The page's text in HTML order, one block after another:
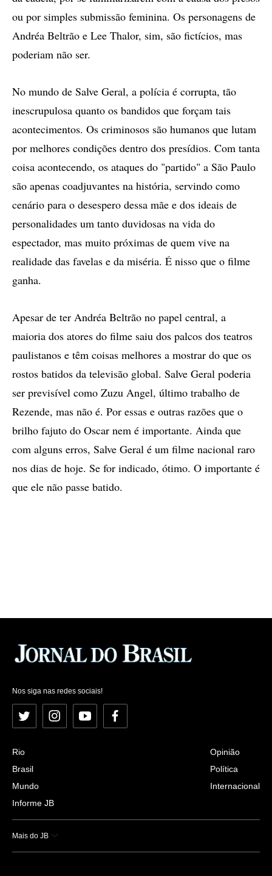
ou por simples submissão feminina. Os personagens de
Andréa Beltrão e Lee Thalor, sim, são fictícios, mas
poderiam não ser.
No mundo de Salve Geral, a polícia é corrupta, tão
inescrupulosa quanto os bandidos que forçam tais
acontecimentos. Os criminosos são humanos que lutam
por melhores condições dentro dos presídios. Com tanta
coisa acontecendo, os ataques do "partido" a São Paulo
são apenas coadjuvantes na história, servindo como
cenário para o desespero dessa mãe e dos ideais de
personalidades um tanto duvidosas na vida do
espectador, mas muito próximas de quem vive na
realidade das favelas e da miséria. É nisso que o filme
ganha.
Apesar de ter Andréa Beltrão no papel central, a
maioria dos atores do filme saiu dos palcos dos teatros
paulistanos e têm coisas melhores a mostrar do que os
rostos batidos da televisão global. Salve Geral poderia
ser previsível como Zuzu Angel, último trabalho de
Rezende, mas não é. Por essas e outras razões que o
brilho fajuto do Oscar nem é importante. Ainda que
com alguns erros, Salve Geral é um filme nacional raro
nos dias de hoje. Se for indicado, ótimo. O importante é
que ele não passe batido.
Nos siga nas redes sociais!
Twitter InstagramYouTubeFacebook
Rio
Brasil
Mundo
Informe JB
Opinião
Política
Internacional
Mais do JB
Esportes